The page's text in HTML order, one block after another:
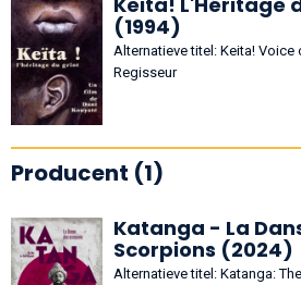
(1994)
Alternatieve titel: Keita! Voice
Regisseur
Producent (1)
Katanga - La
Scorpions (2024)
Alternatieve titel: Katanga: